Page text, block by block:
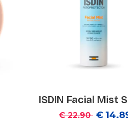
ISDIN Facial Mist
€ 22.90 €